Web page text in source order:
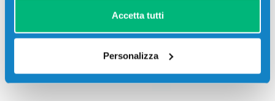
Accetta tutti
Personalizza